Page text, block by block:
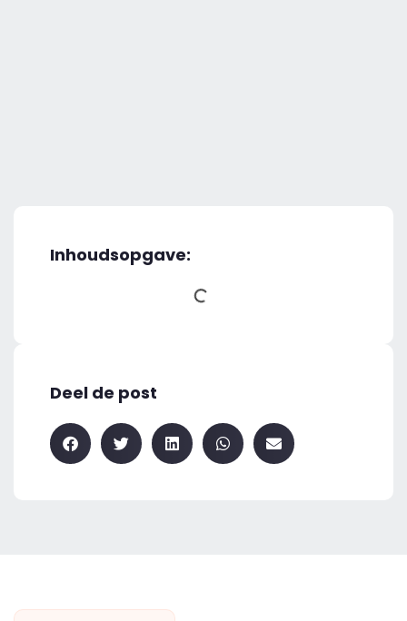
Inhoudsopgave:
Deel de post